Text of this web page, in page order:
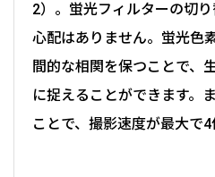
2）。蛍光フィルターの切
心配はありません。蛍光色
間的な相関を保つことで、
に捉えることができます。
ことで、撮影速度が最大で4